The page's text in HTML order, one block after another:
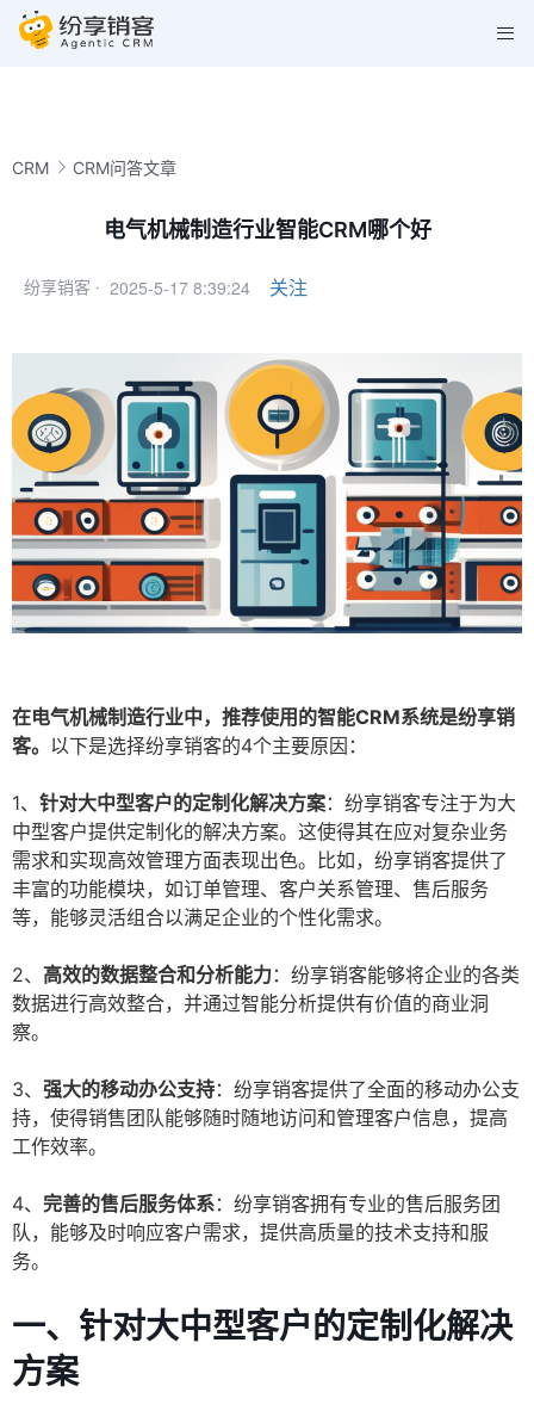
CRM CRM问答文章
电气机械制造行业智能CRM哪个好
纷享销客 · 2025-5-17 8:39:24 关注
在电气机械制造行业中，推荐使用的智能CRM系统是纷享销
客。 以下是选择纷享销客的4个主要原因：
1、 针对大中型客户的定制化解决方案：纷享销客专注于为大
中型客户提供定制化的解决方案。这使得其在应对复杂业务
需求和实现高效管理方面表现出色。比如，纷享销客提供了
丰富的功能模块，如订单管理、客户关系管理、售后服务
等，能够灵活组合以满足企业的个性化需求。
2、 高效的数据整合和分析能力：纷享销客能够将企业的各类
数据进行高效整合，并通过智能分析提供有价值的商业洞
察。
3、 强大的移动办公支持：纷享销客提供了全面的移动办公支
持，使得销售团队能够随时随地访问和管理客户信息，提高
工作效率。
4、 完善的售后服务体系：纷享销客拥有专业的售后服务团
队，能够及时响应客户需求，提供高质量的技术支持和服
务。
一、针对大中型客户的定制化解决
方案